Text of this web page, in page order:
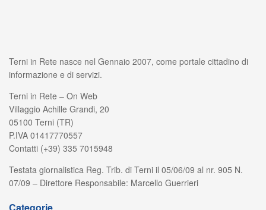
Terni in Rete nasce nel Gennaio 2007, come portale cittadino di
informazione e di servizi.
Terni in Rete – On Web
Villaggio Achille Grandi, 20
05100 Terni (TR)
P.IVA 01417770557
Contatti (+39) 335 7015948
Testata giornalistica Reg. Trib. di Terni il 05/06/09 al nr. 905 N.
07/09 – Direttore Responsabile: Marcello Guerrieri